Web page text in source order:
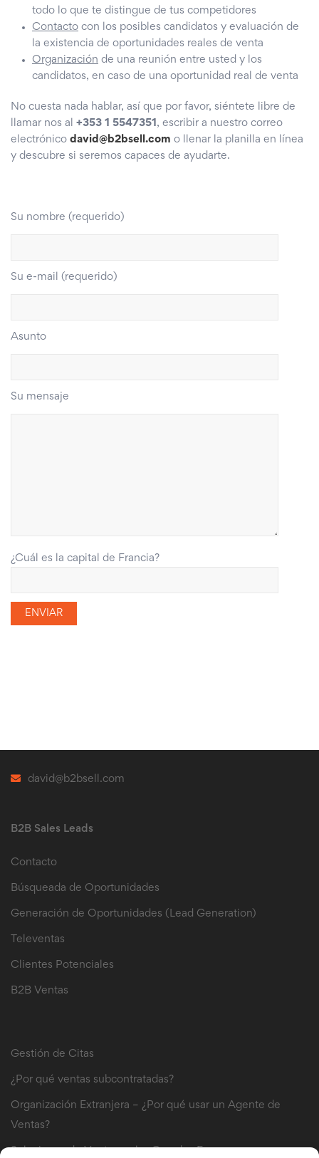
todo lo que te distingue de tus competidores
Contacto con los posibles candidatos y evaluación de
la existencia de oportunidades reales de venta
Organización de una reunión entre usted y los
candidatos, en caso de una oportunidad real de venta
No cuesta nada hablar, así que por favor, siéntete libre de
llamar nos al +353 1 5547351 , escribir a nuestro correo
electrónico david@b2bsell.com o llenar la planilla en línea
y descubre si seremos capaces de ayudarte.
Su nombre (requerido)
Su e-mail (requerido)
Asunto
Su mensaje
¿Cuál es la capital de Francia?
david@b2bsell.com
B2B Sales Leads
Contacto
Búsqueada de Oportunidades
Generación de Oportunidades (Lead Generation)
Televentas
Clientes Potenciales
B2B Ventas
Gestión de Citas
¿Por qué ventas subcontratadas?
Organización Extranjera – ¿Por qué usar un Agente de
Ventas?